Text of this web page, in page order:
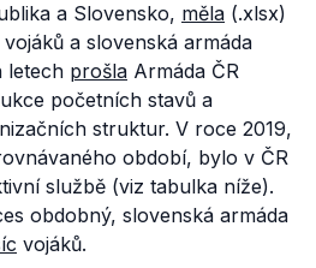
a Slovensko, měla (.xlsx)
a slovenská armáda
letech prošla Armáda ČR
početních stavů a
struktur. V roce 2019,
období, bylo v ČR
službě (viz tabulka níže).
obdobný, slovenská armáda
vojáků.